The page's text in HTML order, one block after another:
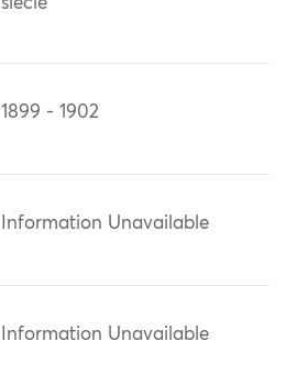
siècle
1899 - 1902
Information Unavailable
Information Unavailable